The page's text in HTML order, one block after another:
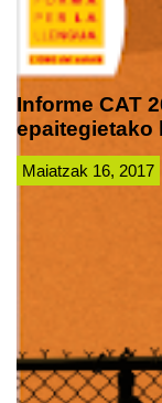
Informe CAT
epaitegietako
Maiatzak 16, 2017